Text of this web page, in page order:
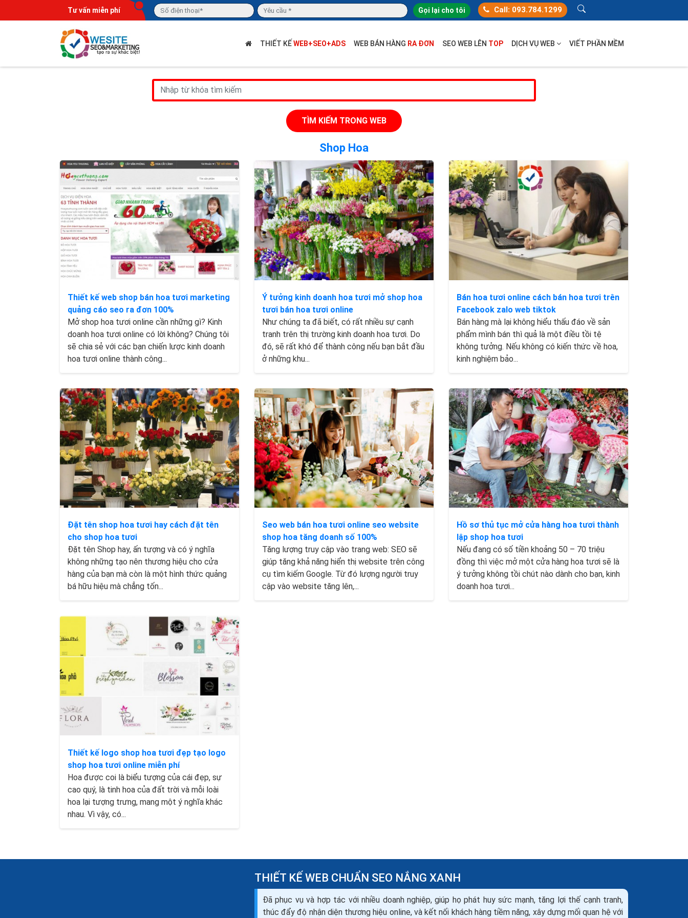
Tư vấn miễn phí Gọi lại cho tôi Call: 093.784.1299
THIẾT KẾWEB+SEO+ADS WEB BÁN HÀNG RA ĐƠN SEO WEB LÊN TOP DỊCH VỤ WEB VIẾT PHẦN MỀM
TÌM KIẾM TRONG WEB
Shop Hoa
Thiết kế web shop bán hoa tươi marketing
quảng cáo seo ra đơn 100%
Mở shop hoa tươi online cần những gì? Kinh
doanh hoa tươi online có lời không? Chúng tôi
sẽ chia sẻ với các bạn chiến lược kinh doanh
hoa tươi online thành công...
Ý tưởng kinh doanh hoa tươi mở shop hoa
tươi bán hoa tươi online
Như chúng ta đã biết, có rất nhiều sự cạnh
tranh trên thị trường kinh doanh hoa tươi. Do
đó, sẽ rất khó để thành công nếu bạn bắt đầu
ở những khu...
Bán hoa tươi online cách bán hoa tươi trên
Facebook zalo web tiktok
Bán hàng mà lại không hiểu thấu đáo về sản
phẩm mình bán thì quả là một điều tồi tệ
không tưởng. Nếu không có kiến thức về hoa,
kinh nghiệm bảo...
Đặt tên shop hoa tươi hay cách đặt tên
cho shop hoa tươi
Đặt tên Shop hay, ấn tượng và có ý nghĩa
không những tạo nên thương hiệu cho cửa
hàng của bạn mà còn là một hình thức quảng
bá hữu hiệu mà chẳng tốn...
Seo web bán hoa tươi online seo website
shop hoa tăng doanh số 100%
Tăng lượng truy cập vào trang web: SEO sẽ
giúp tăng khả năng hiển thị website trên công
cụ tìm kiếm Google. Từ đó lượng người truy
cập vào website tăng lên,...
Hồ sơ thủ tục mở cửa hàng hoa tươi thành
lập shop hoa tươi
Nếu đang có số tiền khoảng 50 – 70 triệu
đồng thì việc mở một cửa hàng hoa tươi sẽ là
ý tưởng không tồi chút nào dành cho bạn, kinh
doanh hoa tươi...
Thiết kế logo shop hoa tươi đẹp tạo logo
shop hoa tươi online miễn phí
Hoa được coi là biểu tượng của cái đẹp, sự
cao quý, là tinh hoa của đất trời và mỗi loài
hoa lại tượng trưng, mang một ý nghĩa khác
nhau. Vì vậy, có...
THIẾT KẾ WEB CHUẨN SEO NẮNG XANH
Đã phục vụ và hợp tác với nhiều doanh nghiệp, giúp họ phát huy sức mạnh, tăng lợi thế cạnh tranh,
thúc đẩy độ nhận diện thương hiệu online, và kết nối khách hàng tiềm năng, xây dựng mối quan hệ với